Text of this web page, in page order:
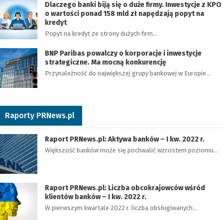
Dlaczego banki biją się o duże firmy. Inwestycje z KPO
o wartości ponad 158 mld zł napędzają popyt na
kredyt
Popyt na kredyt ze strony dużych firm…
BNP Paribas powalczy o korporacje i inwestycje
strategiczne. Ma mocną konkurencję
Przynależność do największej grupy bankowej w Europie…
Raporty PRNews.pl
Raport PRNews.pl: Aktywa banków – I kw. 2022 r.
Większość banków może się pochwalić wzrostem poziomu…
Raport PRNews.pl: Liczba obcokrajowców wśród
klientów banków – I kw. 2022 r.
W pierwszym kwartale 2022 r. liczba obsługiwanych…